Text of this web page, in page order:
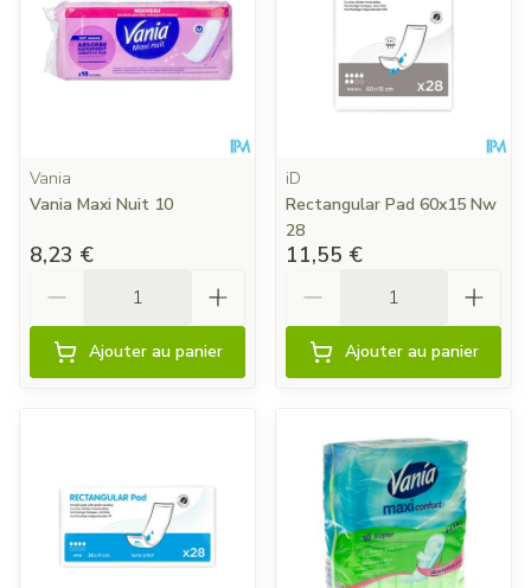
Vania
Vania Maxi Nuit 10
8,23 €
Ajouter au panier
iD
Rectangular Pad 60x15 Nw
28
11,55 €
Ajouter au panier